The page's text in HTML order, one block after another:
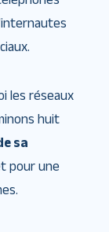
les réseaux
huit
sa
pour une